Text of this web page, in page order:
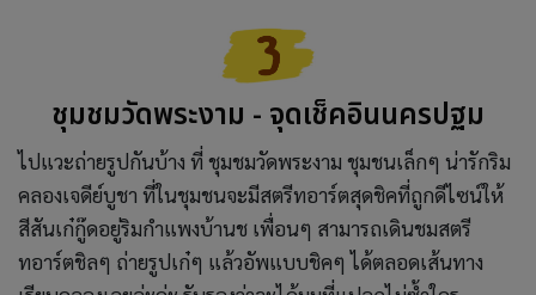
ชุมชมวัดพระงาม - จุดเช็คอินนครปฐม
ไปแวะถ่ายรูปกันบ้าง ที่ ชุมชมวัดพระงาม ชุมชนเล็กๆ น่ารักริม
คลองเจดีย์บูชา ที่ในชุมชนจะมีสตรีทอาร์ตสุดชิคที่ถูกดีไซน์ให้
สีสันเก๋กู๊ดอยู่ริมกำแพงบ้านช เพื่อนๆ สามารถเดินชมสตรี
ทอาร์ตชิลๆ ถ่ายรูปเก๋ๆ แล้วอัพแบบชิคๆ ได้ตลอดเส้นทาง